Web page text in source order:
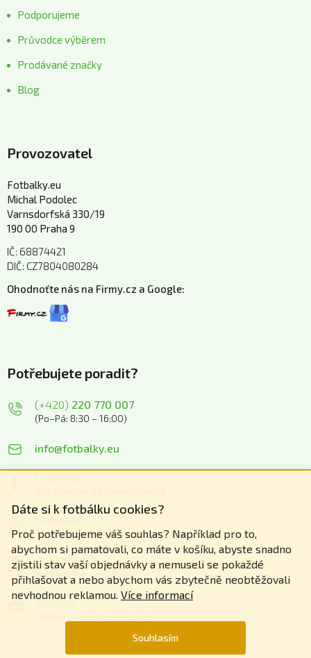
Dáte si k fotbálku cookies?
Proč potřebujeme váš souhlas? Například pro to,
abychom si pamatovali, co máte v košíku, abyste snadno
zjistili stav vaší objednávky a nemuseli se pokaždé
přihlašovat a nebo abychom vás zbytečně neobtěžovali
nevhodnou reklamou. Více informací
Souhlasím
Podporujeme
Průvodce výběrem
Prodávané značky
Blog
Provozovatel
Fotbalky.eu
Michal Podolec
Varnsdorfská 330/19
190 00 Praha 9
IČ: 68874421
DIČ: CZ7804080284
Ohodnoťte nás na Firmy.cz a Google:
Potřebujete poradit?
(+420) 220 770 007
(Po–Pá: 8:30 – 16:00)
info@fotbalky.eu
Zážitky z našich akcí
Linkedin
Nahlédněte do zákulisí
Youtube